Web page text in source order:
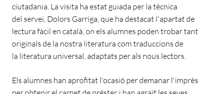
ciutadania. La visita ha estat guiada per la tècnica
del servei, Dolors Garriga, que ha destacat l'apartat de
lectura fàcil en català, on els alumnes poden trobar tant
originals de la nostra literatura com traduccions de
la literatura universal, adaptats per als nous lectors.
Els alumnes han aprofitat l'ocasió per demanar l'imprès